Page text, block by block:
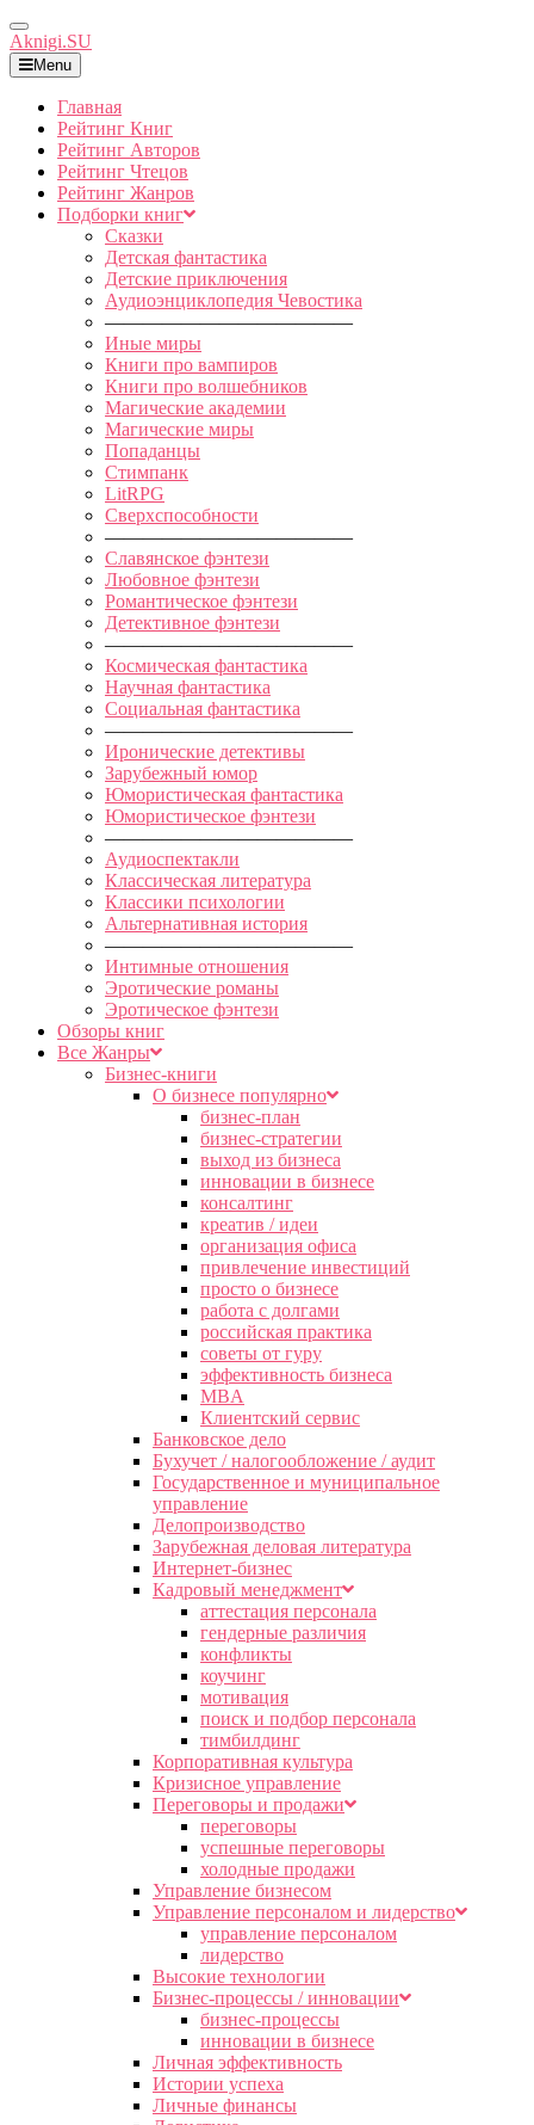
Toggle
Navigation
Aknigi.SU
Menu
Главная
Рейтинг Книг
Рейтинг Авторов
Рейтинг Чтецов
Рейтинг Жанров
Подборки книг
Сказки
Детская фантастика
Детские приключения
Аудиоэнциклопедия Чевостика
—————————————
Иные миры
Книги про вампиров
Книги про волшебников
Магические академии
Магические миры
Попаданцы
Стимпанк
LitRPG
Сверхспособности
—————————————
Славянское фэнтези
Любовное фэнтези
Романтическое фэнтези
Детективное фэнтези
—————————————
Космическая фантастика
Научная фантастика
Социальная фантастика
—————————————
Иронические детективы
Зарубежный юмор
Юмористическая фантастика
Юмористическое фэнтези
—————————————
Аудиоспектакли
Классическая литература
Классики психологии
Альтернативная история
—————————————
Интимные отношения
Эротические романы
Эротическое фэнтези
Обзоры книг
Все Жанры
Бизнес-книги
О бизнесе популярно
бизнес-план
бизнес-стратегии
выход из бизнеса
инновации в бизнесе
консалтинг
креатив / идеи
организация офиса
привлечение инвестиций
просто о бизнесе
работа с долгами
российская практика
советы от гуру
эффективность бизнеса
MBA
Клиентский сервис
Банковское дело
Бухучет / налогообложение / аудит
Государственное и муниципальное
управление
Делопроизводство
Зарубежная деловая литература
Интернет-бизнес
Кадровый менеджмент
аттестация персонала
гендерные различия
конфликты
коучинг
мотивация
поиск и подбор персонала
тимбилдинг
Корпоративная культура
Кризисное управление
Переговоры и продажи
переговоры
успешные переговоры
холодные продажи
Управление бизнесом
Управление персоналом и лидерство
управление персоналом
лидерство
Высокие технологии
Бизнес-процессы / инновации
бизнес-процессы
инновации в бизнесе
Личная эффективность
Истории успеха
Личные финансы